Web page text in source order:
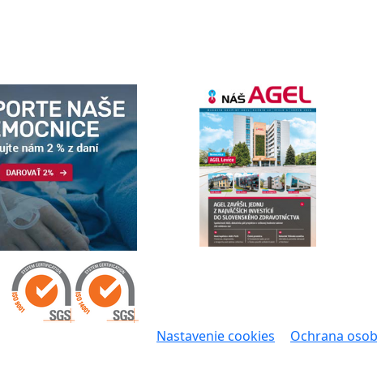
Nastavenie cookies
Ochrana